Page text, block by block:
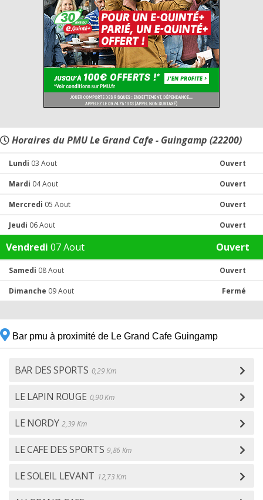
Horaires du PMU Le Grand Cafe - Guingamp (22200)
Lundi 03 Aout Ouvert
Mardi 04 Aout Ouvert
Mercredi 05 Aout Ouvert
Jeudi 06 Aout Ouvert
Vendredi 07 Aout Ouvert
Samedi 08 Aout Ouvert
Dimanche 09 Aout Fermé
Bar pmu à proximité de Le Grand Cafe Guingamp
BAR DES SPORTS 0,29 Km
LE LAPIN ROUGE 0,90 Km
LE NORDY 2,39 Km
LE CAFE DES SPORTS 9,86 Km
LE SOLEIL LEVANT 12,73 Km